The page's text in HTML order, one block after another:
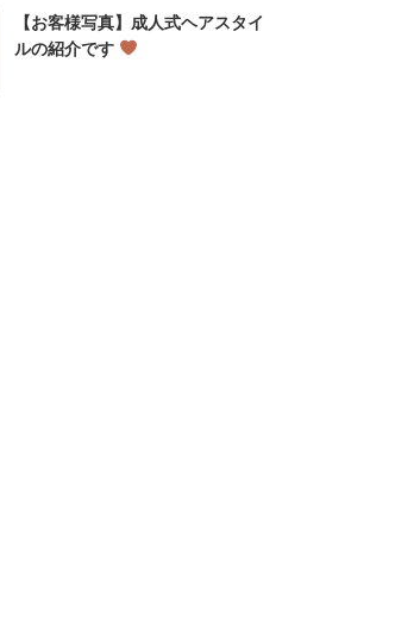
【お客様写真】成人式ヘアスタイ
ルの紹介です